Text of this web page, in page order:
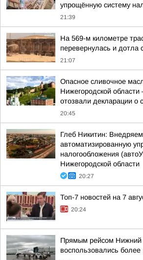
упрощённую систему
21:39
На 569-м километре
перевернулась и дотла
21:07
Опасное сливочное
Нижегородской
отозвали декларации о
20:45
Глеб Никитин: Внедряем
автоматизированную
налогообложения
Нижегородской области
20:27
Топ-7 новостей на 7
20:24
Прямым рейсом
воспользовались более